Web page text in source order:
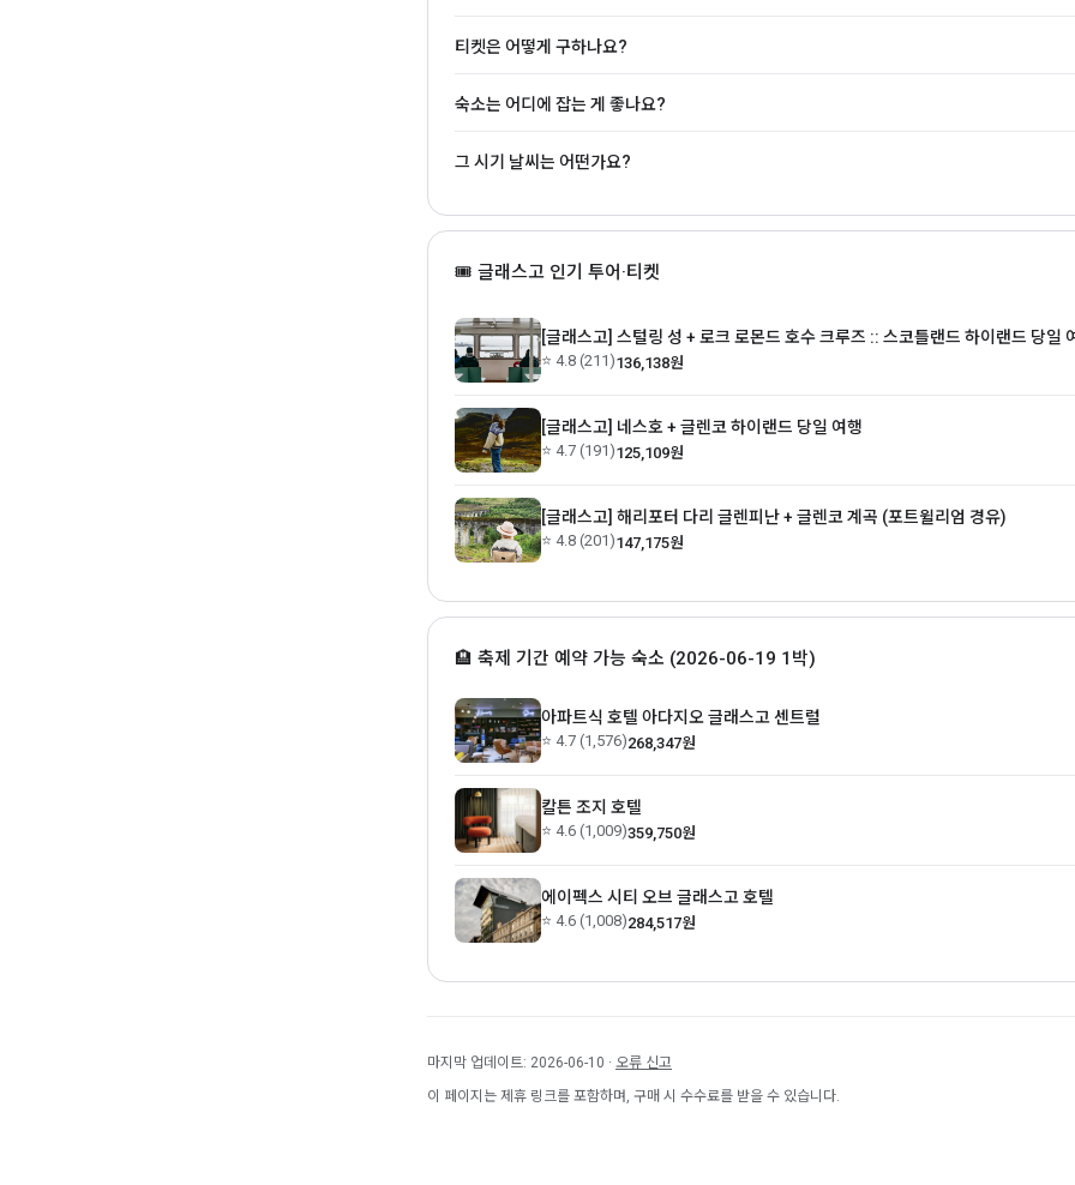
티켓은 어떻게 구하나요?
숙소는 어디에 잡는 게 좋나요?
그 시기 날씨는 어떤가요?
🎟 글래스고 인기 투어·티켓
[글래스고] 스털링 성 + 로크 로몬드 호수 크루즈 :: 스코틀랜드 하이랜드 당일
⭐ 4.8 (211)136,138원
[글래스고] 네스호 + 글렌코 하이랜드 당일 여행
⭐ 4.7 (191)125,109원
[글래스고] 해리포터 다리 글렌피난 + 글렌코 계곡 (포트윌리엄 경유)
⭐ 4.8 (201)147,175원
🏨 축제 기간 예약 가능 숙소 (2026-06-19 1박)
아파트식 호텔 아다지오 글래스고 센트럴
⭐ 4.7 (1,576)268,347원
칼튼 조지 호텔
⭐ 4.6 (1,009)359,750원
에이펙스 시티 오브 글래스고 호텔
⭐ 4.6 (1,008)284,517원
마지막 업데이트: 2026-06-10 · 오류 신고
이 페이지는 제휴 링크를 포함하며, 구매 시 수수료를 받을 수 있습니다.